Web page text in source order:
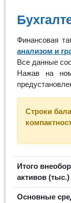
Финансовая
анализом и
Все данные
Нажав на
Строки
Итого
активов (тыс.)
Основные